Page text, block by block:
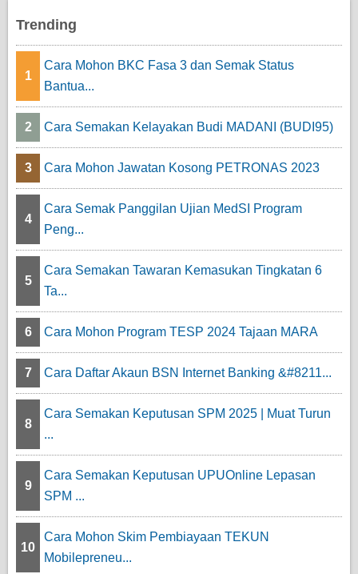
Trending
1
Cara Mohon BKC Fasa 3 dan Semak Status
Bantua...
2 Cara Semakan Kelayakan Budi MADANI (BUDI95)
3 Cara Mohon Jawatan Kosong PETRONAS 2023
4
Cara Semak Panggilan Ujian MedSI Program
Peng...
5
Cara Semakan Tawaran Kemasukan Tingkatan 6
Ta...
6 Cara Mohon Program TESP 2024 Tajaan MARA
7 Cara Daftar Akaun BSN Internet Banking &#8211...
8
Cara Semakan Keputusan SPM 2025 | Muat Turun
...
9
Cara Semakan Keputusan UPUOnline Lepasan
SPM ...
10
Cara Mohon Skim Pembiayaan TEKUN
Mobilepreneu...